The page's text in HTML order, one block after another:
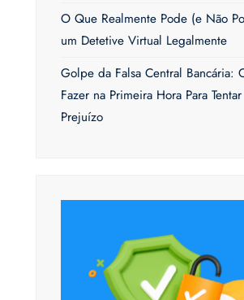
O Que Realmente Pode (e Não
um Detetive Virtual Legalmente
Golpe da Falsa Central Bancária:
Fazer na Primeira Hora Para
Prejuízo